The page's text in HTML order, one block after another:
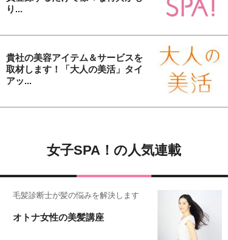
り...
貴社の美容アイテム＆サービスを
取材します！「大人の美活」タイ
アッ...
女子SPA！の人気連載
毛髪診断士が髪の悩みを解決します
オトナ女性の美髪講座